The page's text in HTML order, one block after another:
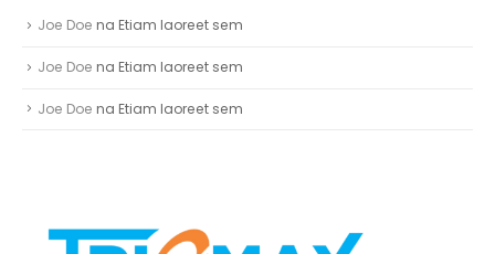
Joe Doe na Etiam laoreet sem
Joe Doe na Etiam laoreet sem
Joe Doe na Etiam laoreet sem